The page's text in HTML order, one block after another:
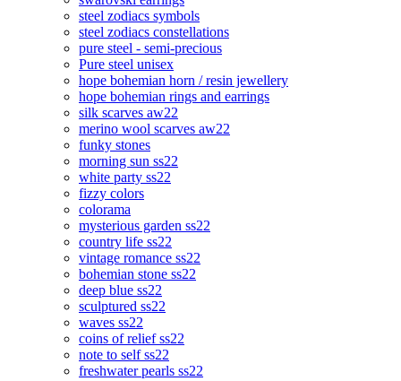
steel zodiacs symbols
steel zodiacs constellations
pure steel - semi-precious
Pure steel unisex
hope bohemian horn / resin jewellery
hope bohemian rings and earrings
silk scarves aw22
merino wool scarves aw22
funky stones
morning sun ss22
white party ss22
fizzy colors
colorama
mysterious garden ss22
country life ss22
vintage romance ss22
bohemian stone ss22
deep blue ss22
sculptured ss22
waves ss22
coins of relief ss22
note to self ss22
freshwater pearls ss22